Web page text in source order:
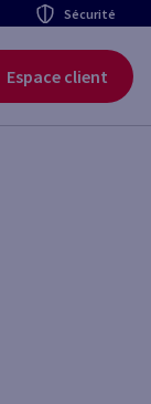
Sécurité
Espace client